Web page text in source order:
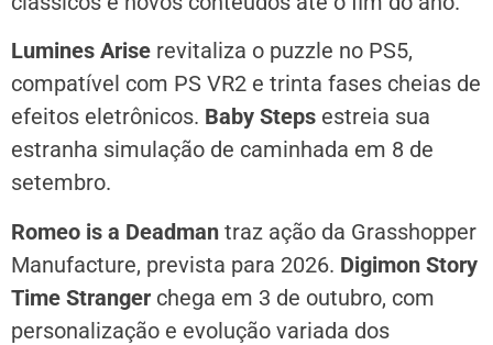
Lumines Arise revitaliza o puzzle no PS5,
compatível com PS VR2 e trinta fases cheias de
efeitos eletrônicos. Baby Steps estreia sua
estranha simulação de caminhada em 8 de
setembro.
Romeo is a Deadman traz ação da Grasshopper
Manufacture, prevista para 2026. Digimon Story
Time Stranger chega em 3 de outubro, com
personalização e evolução variada dos